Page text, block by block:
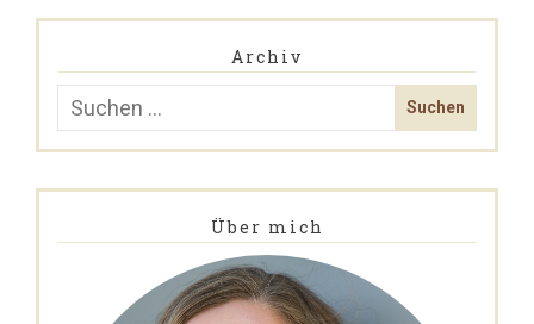
Archiv
Über mich